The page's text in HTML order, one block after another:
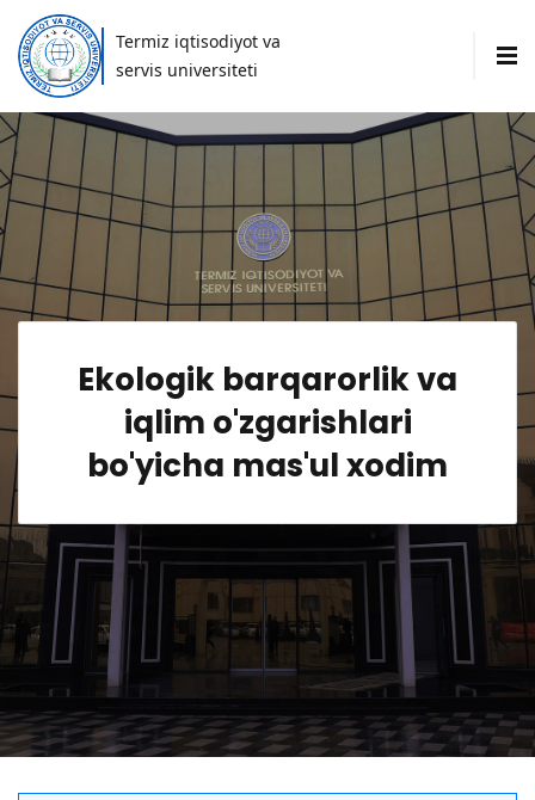
Termiz iqtisodiyot va
servis universiteti
Ekologik barqarorlik va
iqlim o'zgarishlari
bo'yicha mas'ul xodim